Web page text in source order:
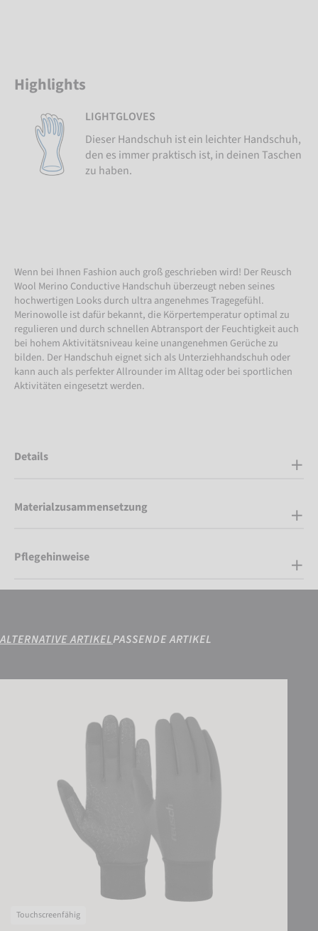
Highlights
LIGHTGLOVES
Dieser Handschuh ist ein leichter Handschuh,
den es immer praktisch ist, in deinen Taschen
zu haben.
Wenn bei Ihnen Fashion auch groß geschrieben wird! Der Reusch
Wool Merino Conductive Handschuh überzeugt neben seines
hochwertigen Looks durch ultra angenehmes Tragegefühl.
Merinowolle ist dafür bekannt, die Körpertemperatur optimal zu
regulieren und durch schnellen Abtransport der Feuchtigkeit auch
bei hohem Aktivitätsniveau keine unangenehmen Gerüche zu
bilden. Der Handschuh eignet sich als Unterziehhandschuh oder
kann auch als perfekter Allrounder im Alltag oder bei sportlichen
Aktivitäten eingesetzt werden.
Details
Materialzusammensetzung
Pflegehinweise
ALTERNATIVE ARTIKELPASSENDE ARTIKEL
Touchscreenfähig